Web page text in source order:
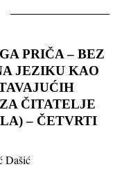
PRIČA – BEZ
JEZIKU KAO
ČITATELJE
– ČETVRTI
Dašić